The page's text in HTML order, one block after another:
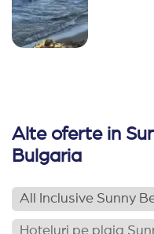
Alte oferte in
Bulgaria
All Inclusive Sunny
Hoteluri pe plaja